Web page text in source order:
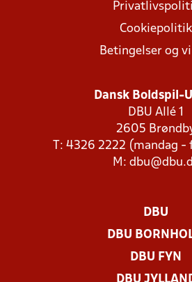
Cookiepolitik
Betingelser og
Dansk Boldspil-
DBU Allé 1
2605
T: 4326 2222 (mandag -
M:
DBU
DBU
DBU FYN